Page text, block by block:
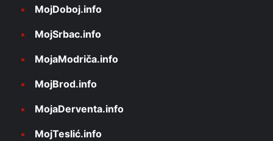
MojDoboj.info
MojSrbac.info
MojaModriča.info
MojBrod.info
MojaDerventa.info
MojTeslić.info